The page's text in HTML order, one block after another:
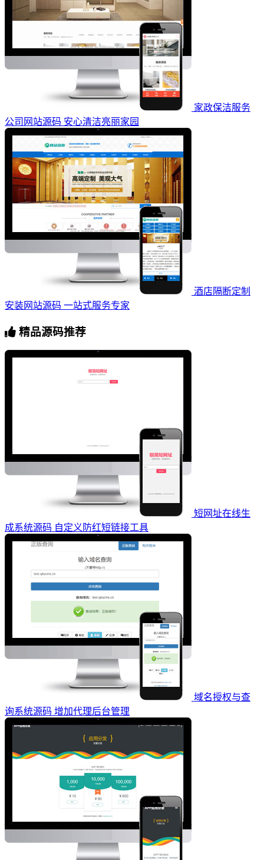
家政保洁服务
公司网站源码 安心清洁亮丽家园
酒店隔断定制
安装网站源码 一站式服务专家
精品源码推荐
短网址在线生
成系统源码 自定义防红短链接工具
域名授权与查
询系统源码 增加代理后台管理